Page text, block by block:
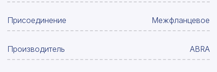
Присоединение Межфланцевое
Производитель ABRA